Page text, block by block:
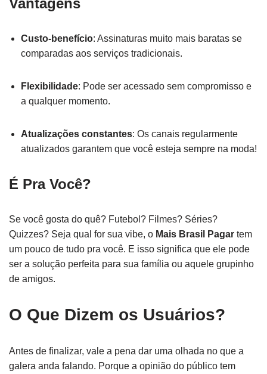
Vantagens
Custo-benefício: Assinaturas muito mais baratas se
comparadas aos serviços tradicionais.
Flexibilidade: Pode ser acessado sem compromisso e
a qualquer momento.
Atualizações constantes: Os canais regularmente
atualizados garantem que você esteja sempre na moda!
É Pra Você?
Se você gosta do quê? Futebol? Filmes? Séries?
Quizzes? Seja qual for sua vibe, o Mais Brasil Pagar tem
um pouco de tudo pra você. E isso significa que ele pode
ser a solução perfeita para sua família ou aquele grupinho
de amigos.
O Que Dizem os Usuários?
Antes de finalizar, vale a pena dar uma olhada no que a
galera anda falando. Porque a opinião do público tem